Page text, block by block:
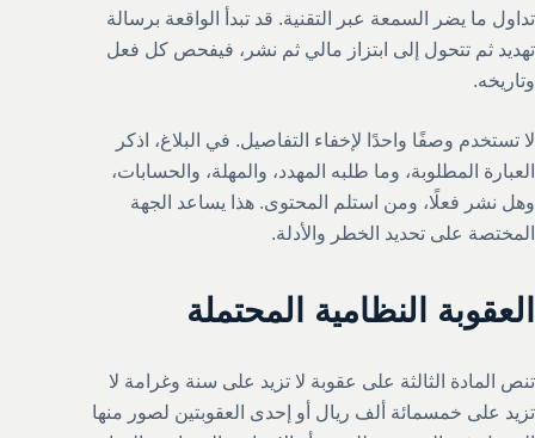
تداول ما يضر السمعة عبر التقنية. قد تبدأ الواقعة برسالة
تهديد ثم تتحول إلى ابتزاز مالي ثم نشر، فيفحص كل فعل
وتاريخه.
لا تستخدم وصفًا واحدًا لإخفاء التفاصيل. في البلاغ، اذكر
العبارة المطلوبة، وما طلبه المهدد، والمهلة، والحسابات،
وهل نشر فعلًا، ومن استلم المحتوى. هذا يساعد الجهة
المختصة على تحديد الخطر والأدلة.
العقوبة النظامية المحتملة
تنص المادة الثالثة على عقوبة لا تزيد على سنة وغرامة لا
تزيد على خمسمائة ألف ريال أو إحدى العقوبتين لصور منها